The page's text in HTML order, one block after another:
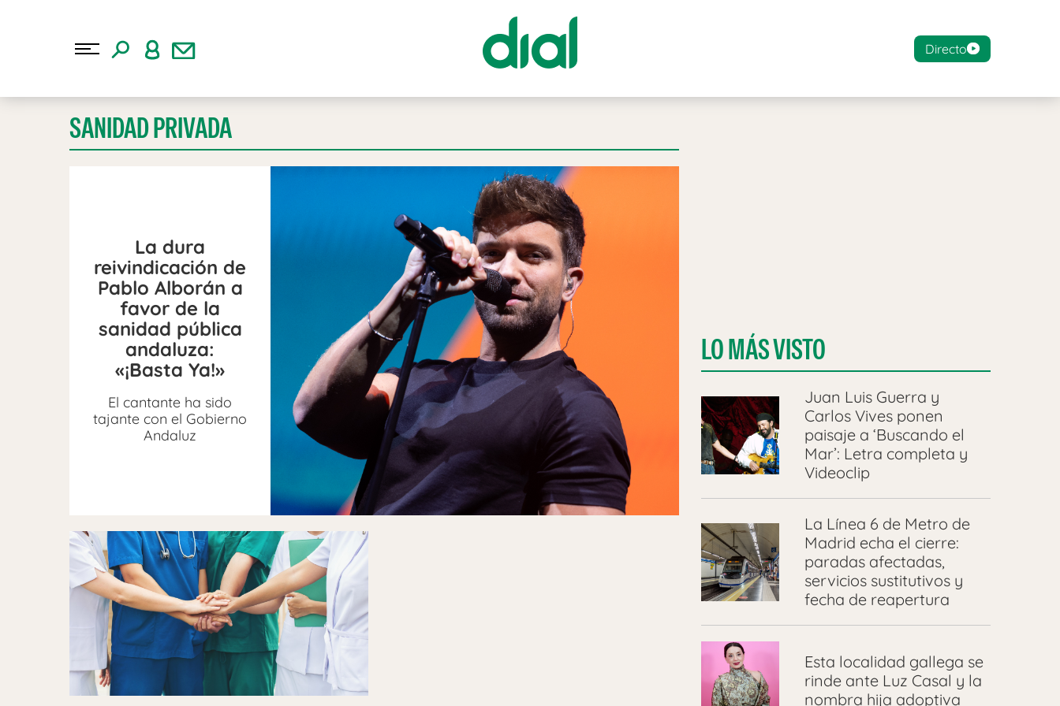
Directo
SANIDAD PRIVADA
La dura
reivindicación de
Pablo Alborán a
favor de la
sanidad pública
andaluza:
«¡Basta Ya!»
El cantante ha sido
tajante con el Gobierno
Andaluz
LO MÁS VISTO
Juan Luis Guerra y
Carlos Vives ponen
paisaje a ‘Buscando el
Mar’: Letra completa y
Videoclip
La Línea 6 de Metro de
Madrid echa el cierre:
paradas afectadas,
servicios sustitutivos y
fecha de reapertura
Esta localidad gallega se
rinde ante Luz Casal y la
nombra hija adoptiva